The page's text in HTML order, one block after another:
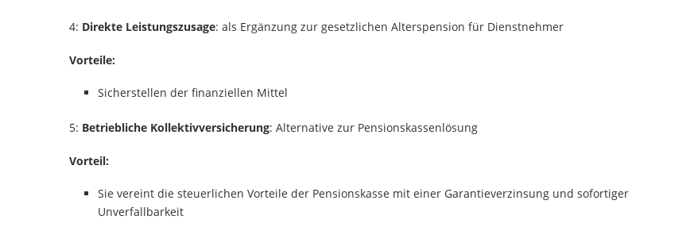
4: Direkte Leistungszusage: als Ergänzung zur gesetzlichen Alterspension für Dienstnehmer
Vorteile:
Sicherstellen der finanziellen Mittel
5: Betriebliche Kollektivversicherung: Alternative zur Pensionskassenlösung
Vorteil:
Sie vereint die steuerlichen Vorteile der Pensionskasse mit einer Garantieverzinsung und sofortiger
Unverfallbarkeit